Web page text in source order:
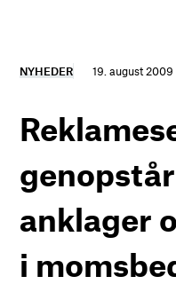
NYHEDER 19. august 2009
anklager
i